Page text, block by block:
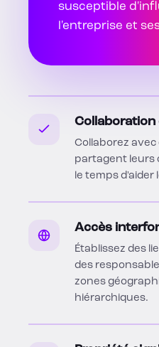
susceptible
l'entreprise et
Collaboration
Collaborez avec
partagent leurs
le temps d'aider
Accès
Établissez des
des
zones
hiérarchiques.